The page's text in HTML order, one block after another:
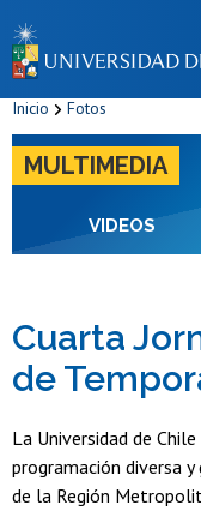
Inicio Fotos
MULTIMEDIA
VIDEOS
Cuarta
de
La Universidad de
programación diversa
de la Región